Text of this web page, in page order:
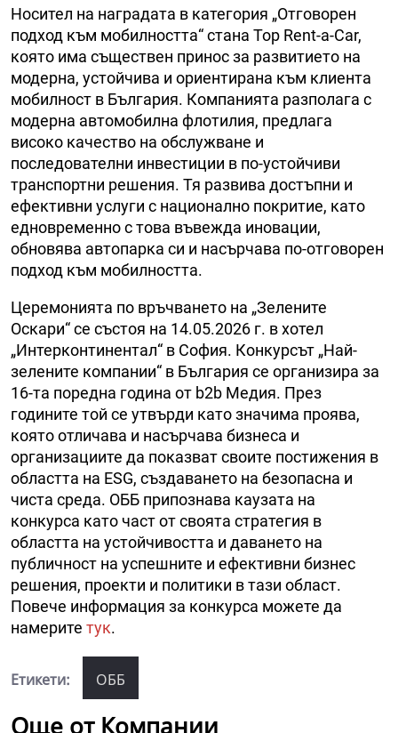
Носител на наградата в категория „Отговорен
подход към мобилността“ стана Top Rent-a-Car,
която има съществен принос за развитието на
модерна, устойчива и ориентирана към клиента
мобилност в България. Компанията разполага с
модерна автомобилна флотилия, предлага
високо качество на обслужване и
последователни инвестиции в по-устойчиви
транспортни решения. Тя развива достъпни и
ефективни услуги с национално покритие, като
едновременно с това въвежда иновации,
обновява автопарка си и насърчава по-отговорен
подход към мобилността.
Церемонията по връчването на „Зелените
Оскари“ се състоя на 14.05.2026 г. в хотел
„Интерконтинентал“ в София. Конкурсът „Най-
зелените компании“ в България се организира за
16-та поредна година от b2b Медия. През
годините той се утвърди като значима проява,
която отличава и насърчава бизнеса и
организациите да показват своите постижения в
областта на ESG, създаването на безопасна и
чиста среда. ОББ припознава каузата на
конкурса като част от своята стратегия в
областта на устойчивостта и даването на
публичност на успешните и ефективни бизнес
решения, проекти и политики в тази област.
Повече информация за конкурса можете да
намерите тук.
Етикети: ОББ
Още от Компании